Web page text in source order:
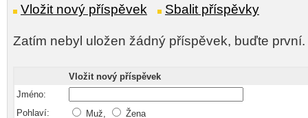
Vložit nový příspěvek
Sbalit příspěvky
Zatím nebyl uložen žádný příspěvek, buďte první.
Vložit nový příspěvek
Jméno:
Pohlaví:
Muž,
Žena